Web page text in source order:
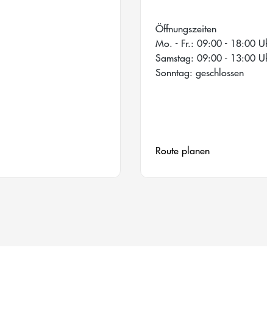
Öffnungszeiten
Mo. - Fr.: 09:00 - 18:00
Samstag: 09:00 - 13:00
Sonntag: geschlossen
Route planen